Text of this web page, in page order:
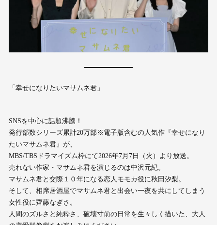
「幸せになりたいマサムネ君」
SNSを中心に話題沸騰！
発行部数シリーズ累計20万部※電子版含むの人気作『幸せになり
たいマサムネ君』が、
MBS/TBSドラマイズム枠にて2026年7月7日（火）より放送。
売れない作家・マサムネ君を演じるのは中沢元紀。
マサムネ君と交際１０年になる恋人モモカ役に秋田汐梨。
そして、相席居酒屋でマサムネ君と出会い一夜を共にしてしまう
女性役に齊藤なぎさ。
人間のズルさと純粋さ、破壊寸前の日常を生々しく描いた、大人